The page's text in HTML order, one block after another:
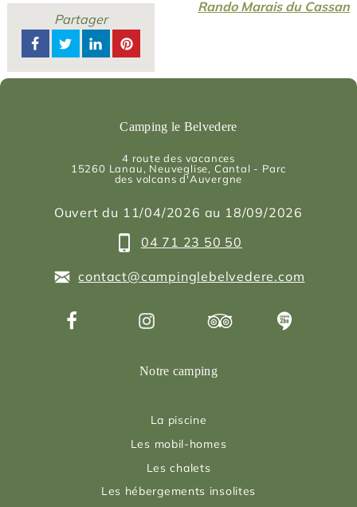
Rando Marais du Cassan
Partager
Camping le Belvedere
4 route des vacances
15260 Lanau, Neuveglise, Cantal - Parc
des volcans d'Auvergne
Ouvert du 11/04/2026 au 18/09/2026
04 71 23 50 50
contact@campinglebelvedere.com
Notre camping
La piscine
Les mobil-homes
Les chalets
Les hébergements insolites